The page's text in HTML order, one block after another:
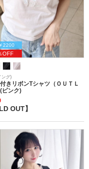
2200
OFF
ング)
きリボンTシャツ（ＯＵＴＬ
ピンク)
OUT】